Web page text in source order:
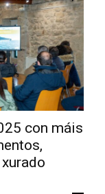
con máis